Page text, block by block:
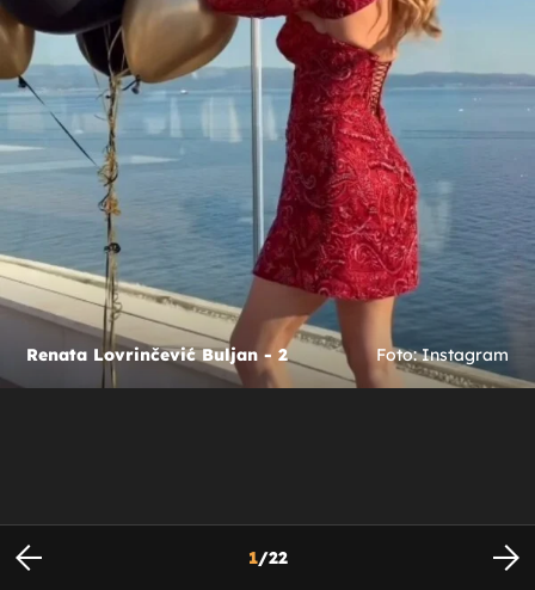
Renata Lovrinčević Buljan - 2 Foto: Instagram
1/22